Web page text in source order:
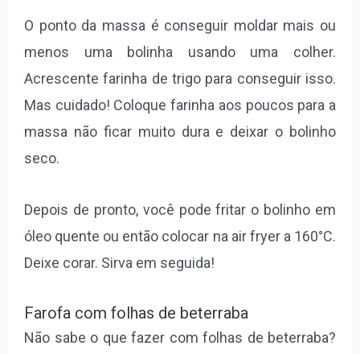
O ponto da massa é conseguir moldar mais ou
menos uma bolinha usando uma colher.
Acrescente farinha de trigo para conseguir isso.
Mas cuidado! Coloque farinha aos poucos para a
massa não ficar muito dura e deixar o bolinho
seco.
Depois de pronto, você pode fritar o bolinho em
óleo quente ou então colocar na air fryer a 160°C.
Deixe corar. Sirva em seguida!
Farofa com folhas de beterraba
Não sabe o que fazer com folhas de beterraba?